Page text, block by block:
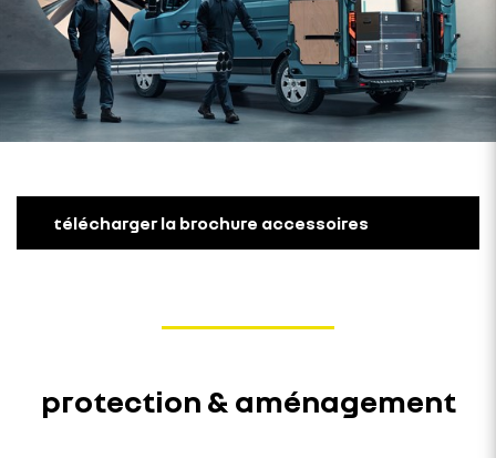
télécharger la brochure accessoires
protection & aménagement